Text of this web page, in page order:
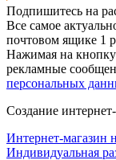
Подпишитесь на
Все самое
почтовом ящике 1
Нажимая на
рекламные
персональных
Создание
Интернет-магазин
Индивидуальная